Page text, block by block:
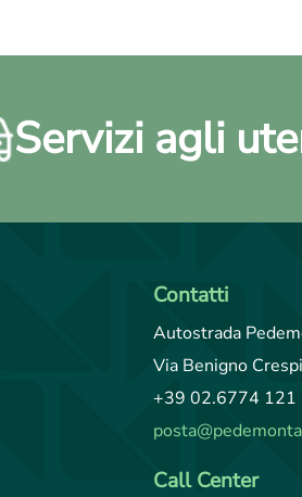
Servizi agli
Contatti
Autostrada
Via Benigno
+39 02.6774 121
Call Center